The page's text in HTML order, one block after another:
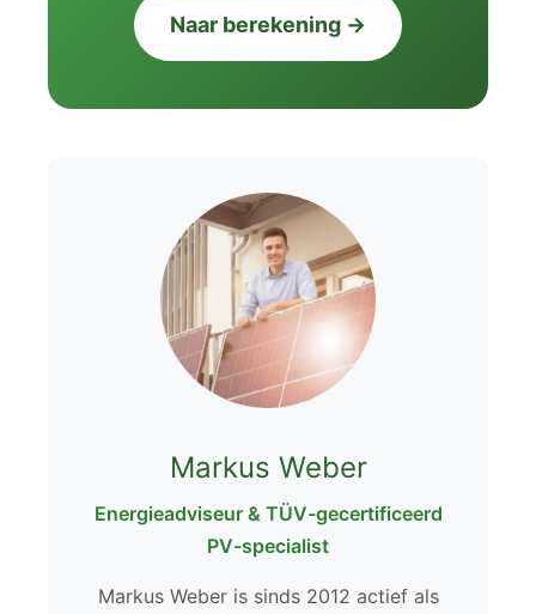
Naar berekening →
Markus Weber
Energieadviseur & TÜV-gecertificeerd
PV-specialist
Markus Weber is sinds 2012 actief als